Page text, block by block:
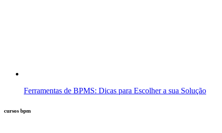
Ferramentas de BPMS: Dicas para Escolher a sua Solução
cursos bpm